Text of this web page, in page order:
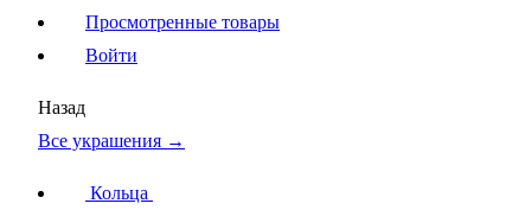
Просмотренные товары
Войти
Назад
Все украшения →
Кольца